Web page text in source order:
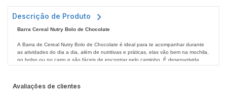
Descrição de Produto
Barra Cereal Nutry Bolo de Chocolate
A Barra de Cereal Nutry Bolo de Chocolate é ideal para te acompanhar durante
as atividades do dia a dia, além de nutritivas e práticas, elas vão bem na mochila,
no bolso ou no carro e são fáceis de encontrar pelo caminho. É desenvolvida
com cereais selecionados, fonte de fibras para auxiliar no funcionamento do
Avaliações de clientes